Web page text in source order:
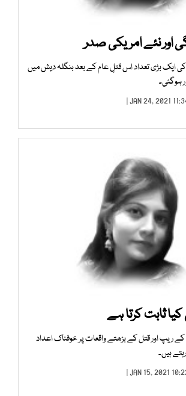
اور نئے امریکی صدر
ایک بڑی تعداد اس قتلِ عام کے بعد بنگلہ دیش میں
ہوگئی۔
ثابت کرتا ہے
ریپ اور قتل کے بڑھتے واقعات پر خوفناک اعداد
ہیں۔